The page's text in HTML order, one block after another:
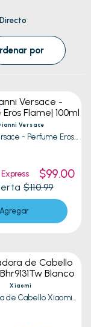
por
Versace
- Perfume Eros
$99.00
$110.99
Agregar
Xiaomi
de Cabello Xiaomi